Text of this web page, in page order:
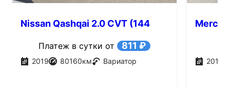
Nissan Qashqai 2.0 CVT (144
Платеж в сутки от 811 ₽
2019 80160км Вариатор 2014